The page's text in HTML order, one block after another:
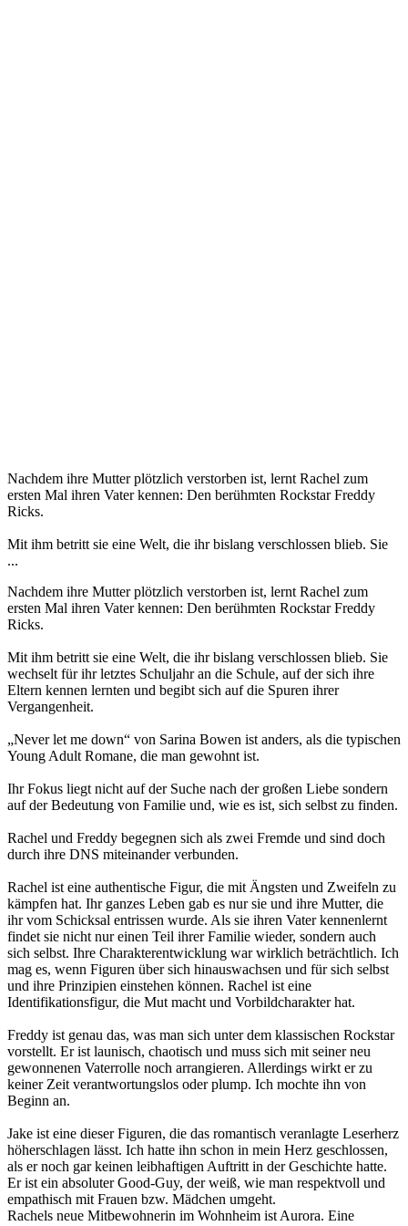
Nachdem ihre Mutter plötzlich verstorben ist, lernt Rachel zum
ersten Mal ihren Vater kennen: Den berühmten Rockstar Freddy
Ricks.
Mit ihm betritt sie eine Welt, die ihr bislang verschlossen blieb. Sie
...
Nachdem ihre Mutter plötzlich verstorben ist, lernt Rachel zum
ersten Mal ihren Vater kennen: Den berühmten Rockstar Freddy
Ricks.
Mit ihm betritt sie eine Welt, die ihr bislang verschlossen blieb. Sie
wechselt für ihr letztes Schuljahr an die Schule, auf der sich ihre
Eltern kennen lernten und begibt sich auf die Spuren ihrer
Vergangenheit.
„Never let me down“ von Sarina Bowen ist anders, als die typischen
Young Adult Romane, die man gewohnt ist.
Ihr Fokus liegt nicht auf der Suche nach der großen Liebe sondern
auf der Bedeutung von Familie und, wie es ist, sich selbst zu finden.
Rachel und Freddy begegnen sich als zwei Fremde und sind doch
durch ihre DNS miteinander verbunden.
Rachel ist eine authentische Figur, die mit Ängsten und Zweifeln zu
kämpfen hat. Ihr ganzes Leben gab es nur sie und ihre Mutter, die
ihr vom Schicksal entrissen wurde. Als sie ihren Vater kennenlernt
findet sie nicht nur einen Teil ihrer Familie wieder, sondern auch
sich selbst. Ihre Charakterentwicklung war wirklich beträchtlich. Ich
mag es, wenn Figuren über sich hinauswachsen und für sich selbst
und ihre Prinzipien einstehen können. Rachel ist eine
Identifikationsfigur, die Mut macht und Vorbildcharakter hat.
Freddy ist genau das, was man sich unter dem klassischen Rockstar
vorstellt. Er ist launisch, chaotisch und muss sich mit seiner neu
gewonnenen Vaterrolle noch arrangieren. Allerdings wirkt er zu
keiner Zeit verantwortungslos oder plump. Ich mochte ihn von
Beginn an.
Jake ist eine dieser Figuren, die das romantisch veranlagte Leserherz
höherschlagen lässt. Ich hatte ihn schon in mein Herz geschlossen,
als er noch gar keinen leibhaftigen Auftritt in der Geschichte hatte.
Er ist ein absoluter Good-Guy, der weiß, wie man respektvoll und
empathisch mit Frauen bzw. Mädchen umgeht.
Rachels neue Mitbewohnerin im Wohnheim ist Aurora. Eine